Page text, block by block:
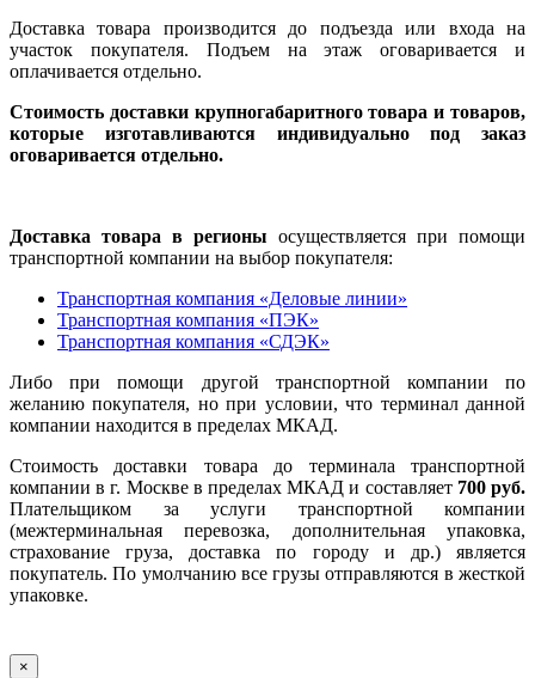
Доставка товара производится до подъезда или входа на
участок покупателя. Подъем на этаж оговаривается и
оплачивается отдельно.
Стоимость доставки крупногабаритного товара и товаров,
которые изготавливаются индивидуально под заказ
оговаривается отдельно.
Доставка товара в регионы осуществляется при помощи
транспортной компании на выбор покупателя:
Транспортная компания «Деловые линии»
Транспортная компания «ПЭК»
Транспортная компания «СДЭК»
Либо при помощи другой транспортной компании по
желанию покупателя, но при условии, что терминал данной
компании находится в пределах МКАД.
Стоимость доставки товара до терминала транспортной
компании в г. Москве в пределах МКАД и составляет 700 руб.
Плательщиком за услуги транспортной компании
(межтерминальная перевозка, дополнительная упаковка,
страхование груза, доставка по городу и др.) является
покупатель. По умолчанию все грузы отправляются в жесткой
упаковке.
×